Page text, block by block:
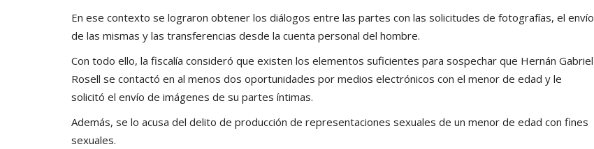
En ese contexto se lograron obtener los diálogos entre las partes con las solicitudes de fotografías, el envío
de las mismas y las transferencias desde la cuenta personal del hombre.
Con todo ello, la fiscalía consideró que existen los elementos suficientes para sospechar que Hernán Gabriel
Rosell se contactó en al menos dos oportunidades por medios electrónicos con el menor de edad y le
solicitó el envío de imágenes de su partes íntimas.
Además, se lo acusa del delito de producción de representaciones sexuales de un menor de edad con fines
sexuales.